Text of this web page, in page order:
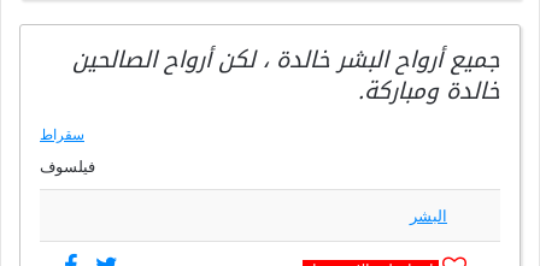
جميع أرواح البشر خالدة ، لكن أرواح الصالحين
خالدة ومباركة.
سقراط
فيلسوف
البشر